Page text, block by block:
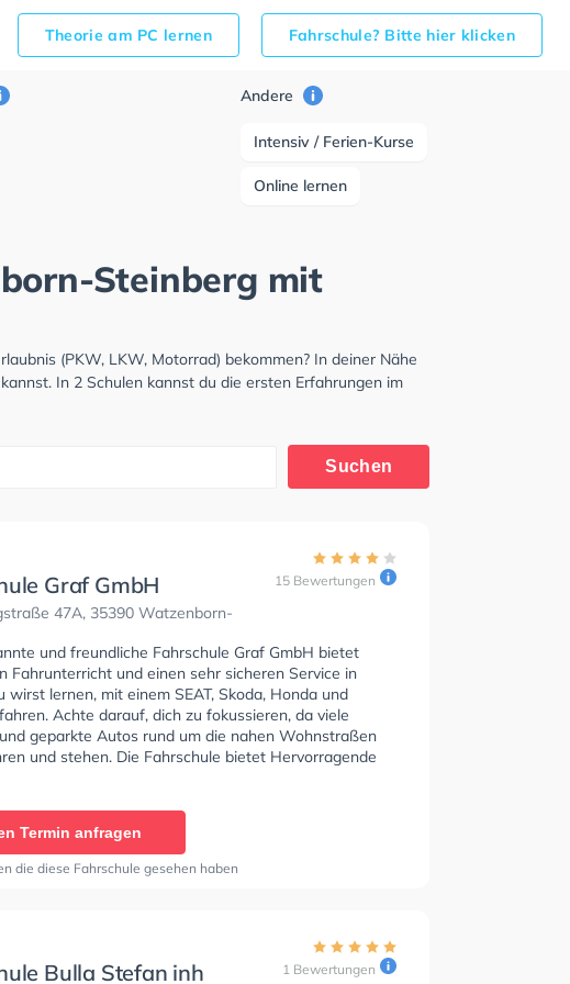
Theorie am PC lernen Fahrschule? Bitte hier klicken
Andere
Intensiv / Ferien-Kurse
Online lernen
Steinberg mit
(PKW, LKW, Motorrad) bekommen? In deiner Nähe
In 2 Schulen kannst du die ersten Erfahrungen im
Suchen
Graf GmbH
47A, 35390 Watzenborn-
15 Bewertungen
und freundliche Fahrschule Graf GmbH bietet
Fahrunterricht und einen sehr sicheren Service in
wirst lernen, mit einem SEAT, Skoda, Honda und
Achte darauf, dich zu fokussieren, da viele
geparkte Autos rund um die nahen Wohnstraßen
und stehen. Die Fahrschule bietet Hervorragende
um deine Klasse A1, Klasse B, Klasse A, Klasse AM,
BF17 und B196 zu erhalten. Wir empfehlen dir auch
tests am PC zu absolvieren, um dich gut auf die
Prüfung. In der Fahrschule Graf GmbH Sie können
online anfragen. Letzte Bewertung: "Also ich bin
und mir viel Sicherheit gegeben. Kann ich nur
Ein riesen Dankeschön!!!"
Termin anfragen
die diese Fahrschule gesehen haben
Bulla Stefan inh
1 Bewertungen